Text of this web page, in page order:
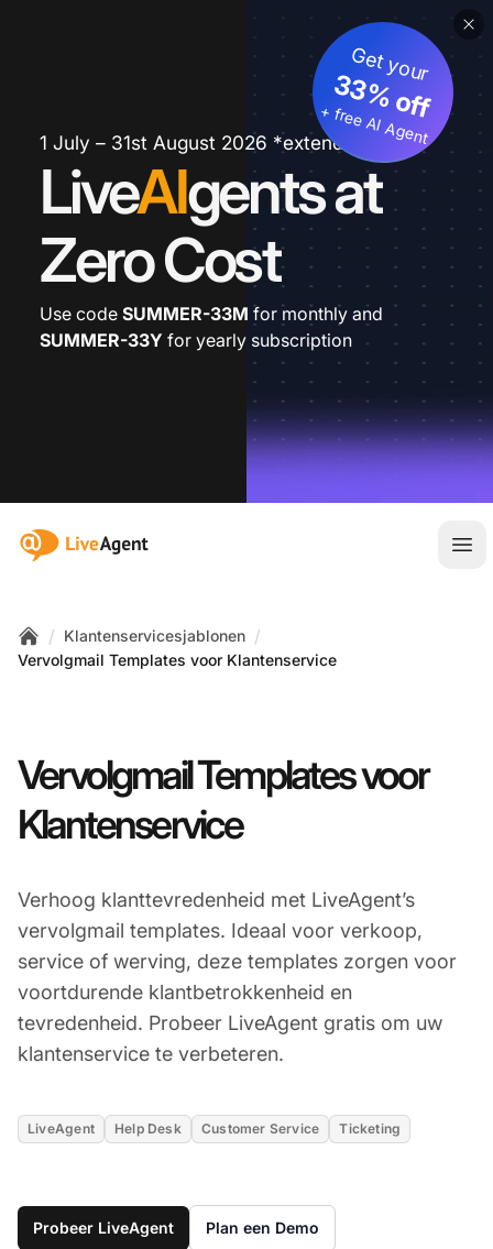
1 July – 31st August 2026 *extended
LiveAIgents at
Zero Cost
Get your
33% off
+ free AI Agent
Use code SUMMER-33M for monthly and
SUMMER-33Y for yearly subscription
:site.title
Home
/ Klantenservicesjablonen /
Vervolgmail Templates voor Klantenservice
Vervolgmail Templates voor
Klantenservice
Verhoog klanttevredenheid met LiveAgent’s
vervolgmail templates. Ideaal voor verkoop,
service of werving, deze templates zorgen voor
voortdurende klantbetrokkenheid en
tevredenheid. Probeer LiveAgent gratis om uw
klantenservice te verbeteren.
LiveAgent Help Desk Customer Service Ticketing
Probeer LiveAgent Plan een Demo